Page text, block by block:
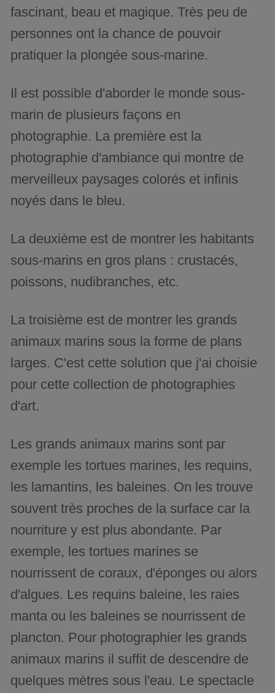
fascinant, beau et magique. Très peu de
personnes ont la chance de pouvoir
pratiquer la plongée sous-marine.
Il est possible d'aborder le monde sous-
marin de plusieurs façons en
photographie. La première est la
photographie d'ambiance qui montre de
merveilleux paysages colorés et infinis
noyés dans le bleu.
La deuxième est de montrer les habitants
sous-marins en gros plans : crustacés,
poissons, nudibranches, etc.
La troisième est de montrer les grands
animaux marins sous la forme de plans
larges. C'est cette solution que j'ai choisie
pour cette collection de photographies
d'art.
Les grands animaux marins sont par
exemple les tortues marines, les requins,
les lamantins, les baleines. On les trouve
souvent très proches de la surface car la
nourriture y est plus abondante. Par
exemple, les tortues marines se
nourrissent de coraux, d'éponges ou alors
d'algues. Les requins baleine, les raies
manta ou les baleines se nourrissent de
plancton. Pour photographier les grands
animaux marins il suffit de descendre de
quelques mètres sous l'eau. Le spectacle